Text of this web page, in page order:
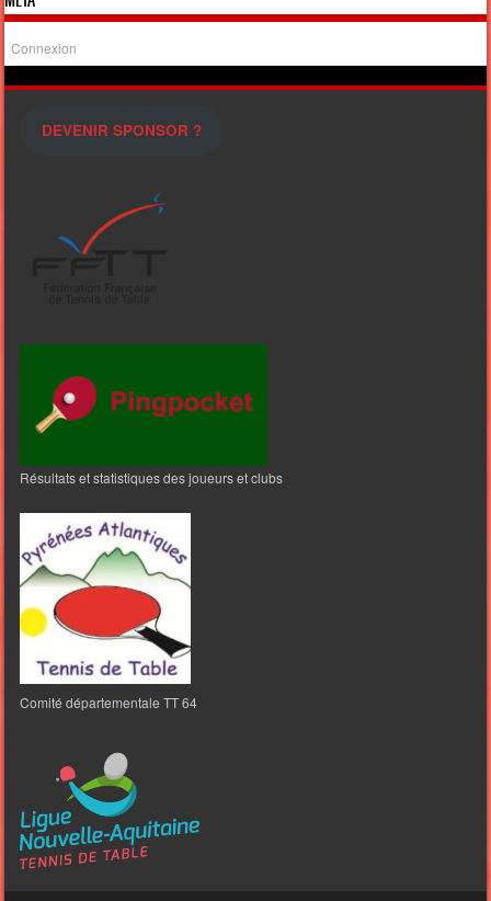
Connexion
DEVENIR SPONSOR ?
Résultats et statistiques des joueurs et clubs
Comité départementale TT 64